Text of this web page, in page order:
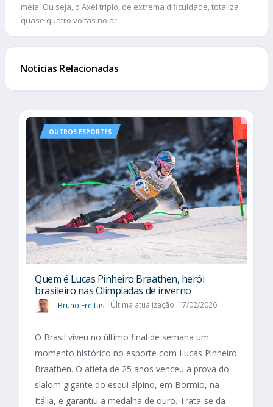
meia. Ou seja, o Axel triplo, de extrema dificuldade, totaliza
quase quatro voltas no ar.
Notícias Relacionadas
OUTROS ESPORTES
Quem é Lucas Pinheiro Braathen, herói
brasileiro nas Olimpíadas de inverno
Bruno Freitas Última atualização: 17/02/2026
O Brasil viveu no último final de semana um
momento histórico no esporte com Lucas Pinheiro
Braathen. O atleta de 25 anos venceu a prova do
slalom gigante do esqui alpino, em Bormio, na
Itália, e garantiu a medalha de ouro. Trata-se da